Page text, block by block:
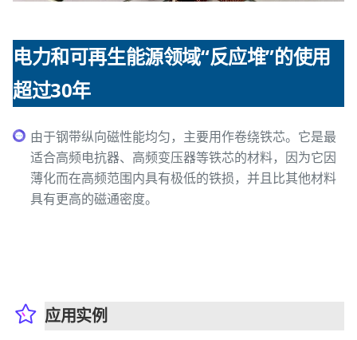
电力和可再生能源领域“反应堆”的使用
超过30年
由于钢带纵向磁性能均匀，主要用作卷绕铁芯。它是最
适合高频电抗器、高频变压器等铁芯的材料，因为它因
薄化而在高频范围内具有极低的铁损，并且比其他材料
具有更高的磁通密度。
应用实例